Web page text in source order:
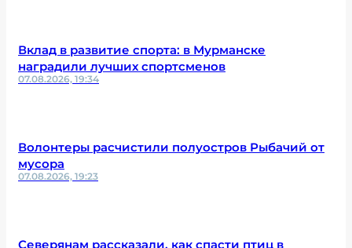
Вклад в развитие спорта: в Мурманске
наградили лучших спортсменов
07.08.2026, 19:34
Волонтеры расчистили полуостров Рыбачий от
мусора
07.08.2026, 19:23
Северянам рассказали, как спасти птиц в